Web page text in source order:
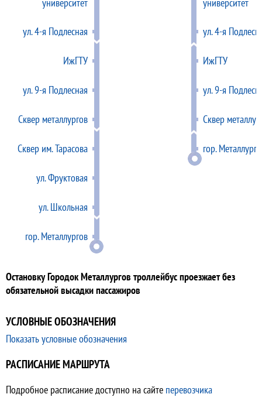
ул. 4-я Подлесная
ИжГТУ
ул. 9-я Подлесная
Сквер металлургов
Сквер им. Тарасова
ул. Фруктовая
ул. Школьная
гор. Металлургов
ул. 4-я
ИжГТУ
ул. 9-я
Сквер
гор.
Остановку Городок Металлургов троллейбус проезжает без
обязательной высадки пассажиров
УСЛОВНЫЕ ОБОЗНАЧЕНИЯ
Показать условные обозначения
РАСПИСАНИЕ МАРШРУТА
Подробное расписание доступно на сайте перевозчика